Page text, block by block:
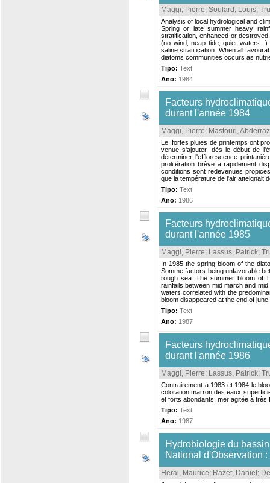
Maggi, Pierre; Soulard, Louis;
Analysis of local hydrological and
Spring or late summer heavy
stratification, enhanced or
(no wind, neap tide, quiet
saline stratification. When all
diatoms communities occurs as
Tipo: Text
Ano: 1984
Facteurs
durant l'année 1984
Maggi, Pierre; Mastouri,
Le, fortes pluies de printemps ont
venue s'ajouter, dès le début de
déterminer l'efflorescence
prolifération brève a rapidement
conditions sont redevenues
que la température de l'air atteignait
Tipo: Text
Ano: 1986
Facteurs
durant l'année 1985
Maggi, Pierre; Lassus, Patrick;
In 1985 the spring bloom of the
Somme factors being unfavorable
rough sea. The summer bloom of
rainfails between mid march and
waters correlated with the
bloom disappeared at the end of
Tipo: Text
Ano: 1987
Facteurs
durant l'année 1986
Maggi, Pierre; Lassus, Patrick;
Contrairement à 1983 et 1984 le
coloration marron des eaux
et forts abondants, mer agitée à très
Tipo: Text
Ano: 1987
Hydrobiologie du
National d'Observation
Heral, Maurice; Razet, Daniel ;